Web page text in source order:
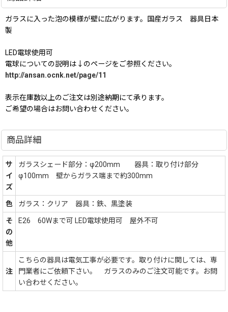
ガラスに入った泡の模様が壁に広がります。国産ガラス 器具日本
製
LED電球使用可
電球についての説明は↓のページをご参照ください。
http://ansan.ocnk.net/page/11
表示在庫数以上のご注文は別途納期にて承ります。
ご希望の場合はお問い合わせください。
商品詳細
サ
イ
ズ
ガラスシェード部分：φ200mm 器具：取り付け部分
φ100mm 壁からガラス端まで約300mm
色 ガラス：クリア 器具：鉄、黒塗装
そ
の
他
E26 60Wまで可 LED電球使用可 屋外不可
注
こちらの器具は電気工事が必要です。取り付けに関しては、専
門業者にご依頼下さい。 ガラスのみのご注文可能です。お問
い合わせください。